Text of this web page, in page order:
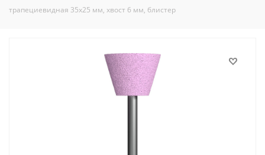
трапециевидная 35х25 мм, хвост 6 мм, блистер